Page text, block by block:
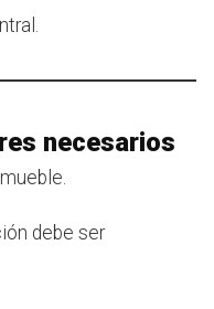
necesarios
debe ser